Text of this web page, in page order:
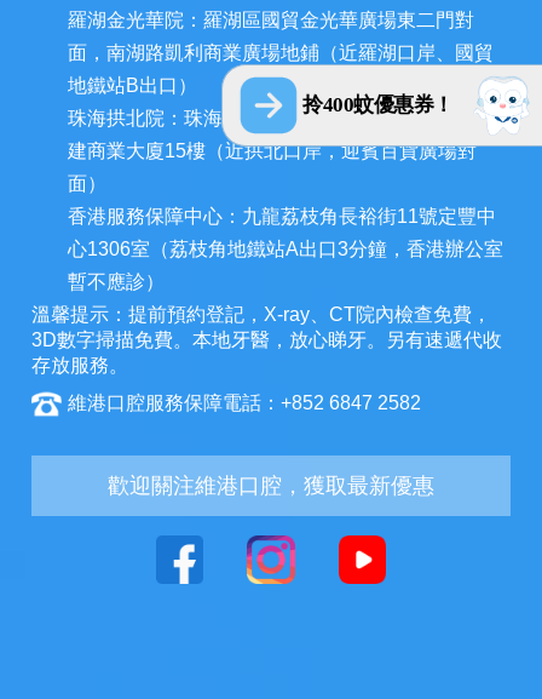
拎400蚊優惠券！
羅湖金光華院：羅湖區國貿金光華廣場東二門對
面，南湖路凱利商業廣場地鋪（近羅湖口岸、國貿
地鐵站B出口）
珠海拱北院：珠海市香洲區拱北迎賓南路1155號中
建商業大廈15樓（近拱北口岸，迎賓百貨廣場對
面）
香港服務保障中心：九龍荔枝角長裕街11號定豐中
心1306室（荔枝角地鐵站A出口3分鐘，香港辦公室
暫不應診）
溫馨提示：提前預約登記，X-ray、CT院內檢查免費，
3D數字掃描免費。本地牙醫，放心睇牙。另有速遞代收
存放服務。
維港口腔服務保障電話：+852 6847 2582
歡迎關注維港口腔，獲取最新優惠